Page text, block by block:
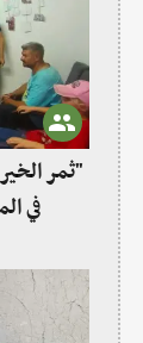
"ثمر
في